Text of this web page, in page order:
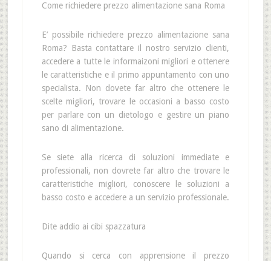
Come richiedere prezzo alimentazione sana Roma
E’ possibile richiedere prezzo alimentazione sana
Roma? Basta contattare il nostro servizio clienti,
accedere a tutte le informaizoni migliori e ottenere
le caratteristiche e il primo appuntamento con uno
specialista. Non dovete far altro che ottenere le
scelte migliori, trovare le occasioni a basso costo
per parlare con un dietologo e gestire un piano
sano di alimentazione.
Se siete alla ricerca di soluzioni immediate e
professionali, non dovrete far altro che trovare le
caratteristiche migliori, conoscere le soluzioni a
basso costo e accedere a un servizio professionale.
Dite addio ai cibi spazzatura
Quando si cerca con apprensione il prezzo